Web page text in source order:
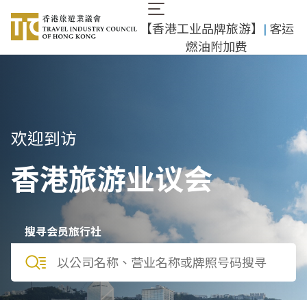
主
Main
navigation
【香港工业品牌旅游】 | 客运
燃油附加费
欢迎到访
香港旅游业议会
搜寻会员旅行社